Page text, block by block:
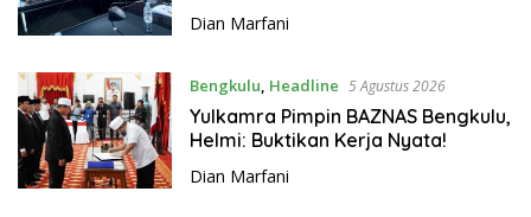
Dian Marfani
Bengkulu Headline 5 Agustus 2026
Yulkamra Pimpin BAZNAS Bengkulu,
Helmi: Buktikan Kerja Nyata!
Dian Marfani